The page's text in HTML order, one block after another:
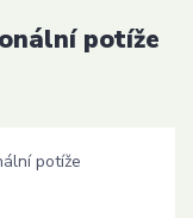
potíže